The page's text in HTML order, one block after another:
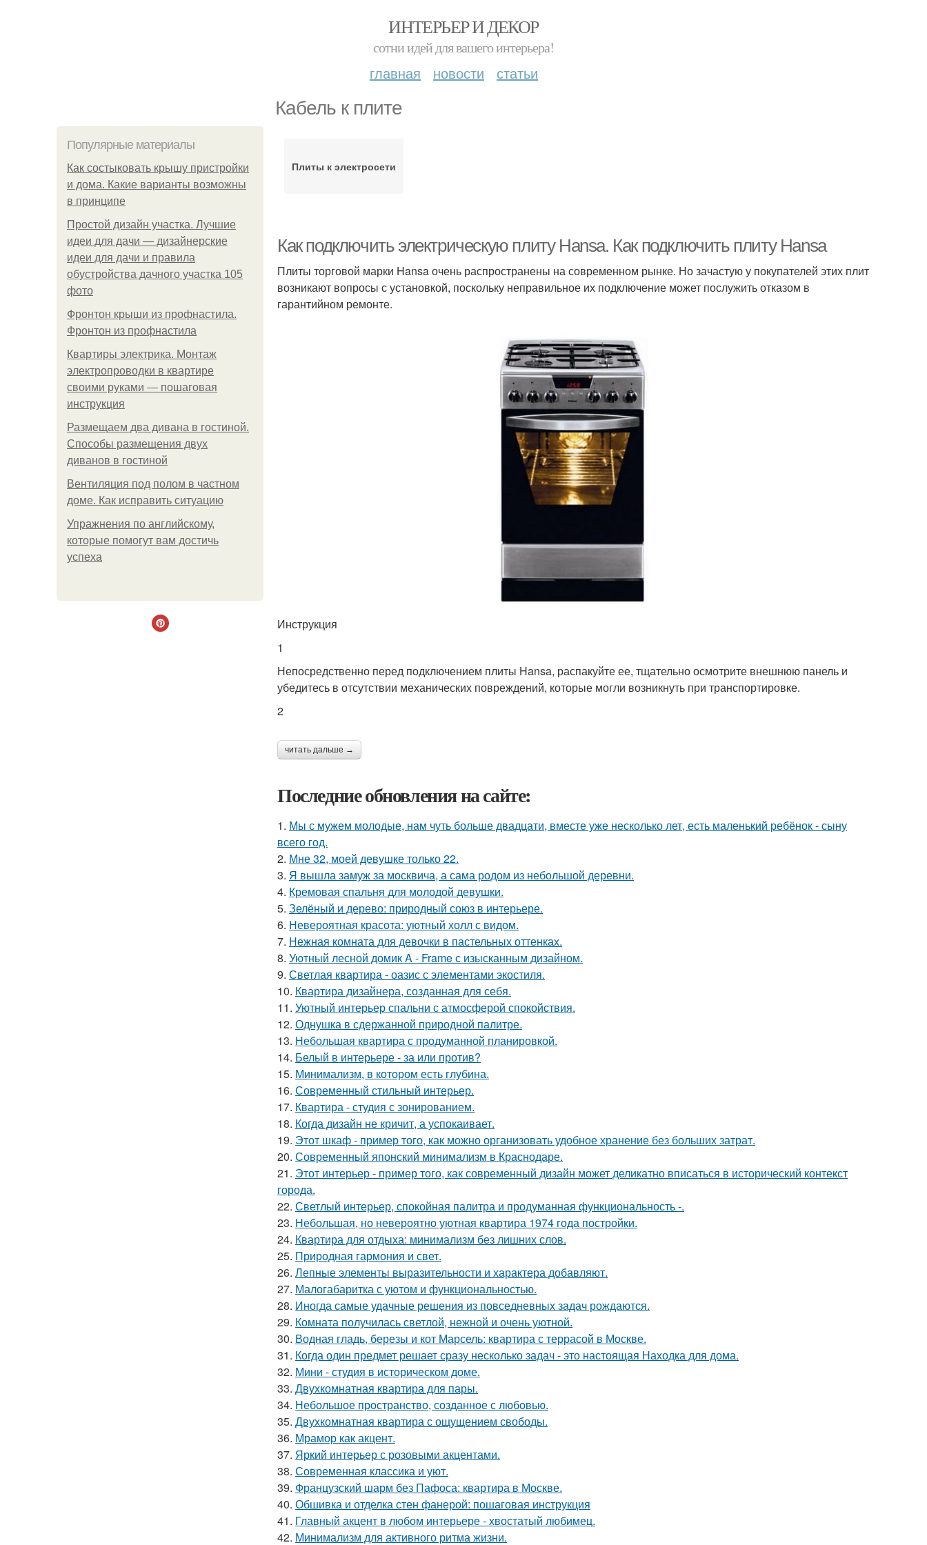
ИНТЕРЬЕР И ДЕКОР
сотни идей для вашего интерьера!
главная новости статьи
Кабель к плите
Популярные материалы
Как состыковать крышу пристройки
и дома. Какие варианты возможны
в принципе
Простой дизайн участка. Лучшие
идеи для дачи — дизайнерские
идеи для дачи и правила
обустройства дачного участка 105
фото
Фронтон крыши из профнастила.
Фронтон из профнастила
Квартиры электрика. Монтаж
электропроводки в квартире
своими руками — пошаговая
инструкция
Размещаем два дивана в гостиной.
Способы размещения двух
диванов в гостиной
Вентиляция под полом в частном
доме. Как исправить ситуацию
Упражнения по английскому,
которые помогут вам достичь
успеха
Плиты к электросети
Как подключить электрическую плиту Hansa. Как подключить плиту Hansa
Плиты торговой марки Hansa очень распространены на современном рынке. Но зачастую у покупателей этих плит
возникают вопросы с установкой, поскольку неправильное их подключение может послужить отказом в
гарантийном ремонте.
Инструкция
1
Непосредственно перед подключением плиты Hansa, распакуйте ее, тщательно осмотрите внешнюю панель и
убедитесь в отсутствии механических повреждений, которые могли возникнуть при транспортировке.
2
читать дальше →
Последние обновления на сайте:
1. Мы с мужем молодые, нам чуть больше двадцати, вместе уже несколько лет, есть маленький ребёнок - сыну
всего год.
2. Мне 32, моей девушке только 22.
3. Я вышла замуж за москвича, а сама родом из небольшой деревни.
4. Кремовая спальня для молодой девушки.
5. Зелёный и дерево: природный союз в интерьере.
6. Невероятная красота: уютный холл с видом.
7. Нежная комната для девочки в пастельных оттенках.
8. Уютный лесной домик A - Frame с изысканным дизайном.
9. Светлая квартира - оазис с элементами экостиля.
10. Квартира дизайнера, созданная для себя.
11. Уютный интерьер спальни с атмосферой спокойствия.
12. Однушка в сдержанной природной палитре.
13. Небольшая квартира с продуманной планировкой.
14. Белый в интерьере - за или против?
15. Минимализм, в котором есть глубина.
16. Современный стильный интерьер.
17. Квартира - студия с зонированием.
18. Когда дизайн не кричит, а успокаивает.
19. Этот шкаф - пример того, как можно организовать удобное хранение без больших затрат.
20. Современный японский минимализм в Краснодаре.
21. Этот интерьер - пример того, как современный дизайн может деликатно вписаться в исторический контекст
города.
22. Светлый интерьер, спокойная палитра и продуманная функциональность -.
23. Небольшая, но невероятно уютная квартира 1974 года постройки.
24. Квартира для отдыха: минимализм без лишних слов.
25. Природная гармония и свет.
26. Лепные элементы выразительности и характера добавляют.
27. Малогабаритка с уютом и функциональностью.
28. Иногда самые удачные решения из повседневных задач рождаются.
29. Комната получилась светлой, нежной и очень уютной.
30. Водная гладь, березы и кот Марсель: квартира с террасой в Москве.
31. Когда один предмет решает сразу несколько задач - это настоящая Находка для дома.
32. Мини - студия в историческом доме.
33. Двухкомнатная квартира для пары.
34. Небольшое пространство, созданное с любовью.
35. Двухкомнатная квартира с ощущением свободы.
36. Мрамор как акцент.
37. Яркий интерьер с розовыми акцентами.
38. Современная классика и уют.
39. Французский шарм без Пафоса: квартира в Москве.
40. Обшивка и отделка стен фанерой: пошаговая инструкция
41. Главный акцент в любом интерьере - хвостатый любимец.
42. Минимализм для активного ритма жизни.